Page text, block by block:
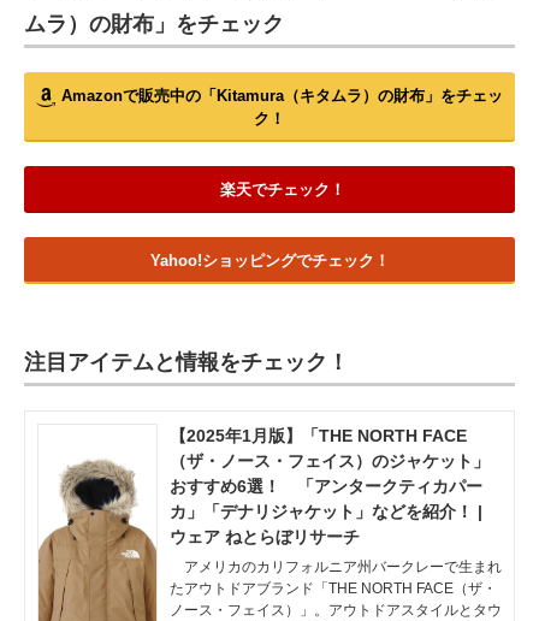
ムラ）の財布」をチェック
Amazonで販売中の「Kitamura（キタムラ）の財布」をチェッ
ク！
楽天でチェック！
Yahoo!ショッピングでチェック！
注目アイテムと情報をチェック！
【2025年1月版】「THE NORTH FACE
（ザ・ノース・フェイス）のジャケット」
おすすめ6選！ 「アンタークティカパー
カ」「デナリジャケット」などを紹介！ |
ウェア ねとらぼリサーチ
アメリカのカリフォルニア州バークレーで生まれ
たアウトドアブランド「THE NORTH FACE（ザ・
ノース・フェイス）」。アウトドアスタイルとタウ